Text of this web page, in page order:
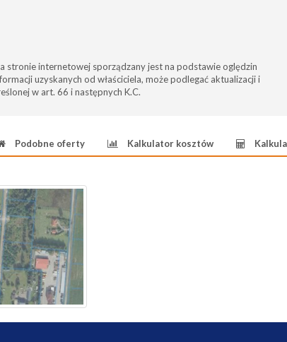
stronie internetowej sporządzany jest na podstawie oględzin
uzyskanych od właściciela, może podlegać aktualizacji i
w art. 66 i następnych K.C.
Podobne oferty Kalkulator kosztów